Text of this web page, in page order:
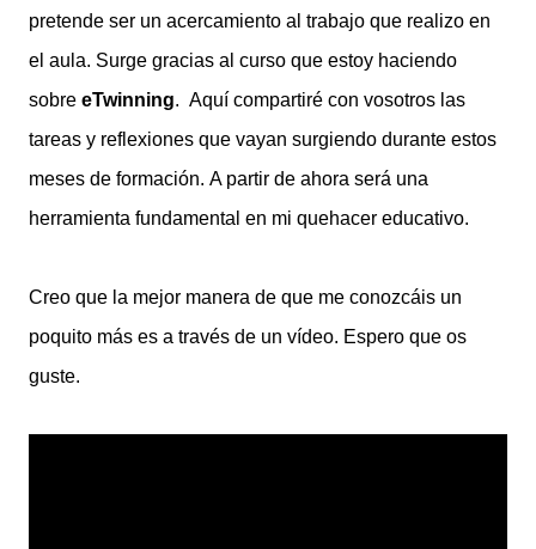
pretende ser un acercamiento al trabajo que realizo en
el aula. Surge gracias al curso que estoy haciendo
sobre eTwinning. Aquí compartiré con vosotros las
tareas y reflexiones que vayan surgiendo durante estos
meses de formación. A partir de ahora será una
herramienta fundamental en mi quehacer educativo.
Creo que la mejor manera de que me conozcáis un
poquito más es a través de un vídeo. Espero que os
guste.